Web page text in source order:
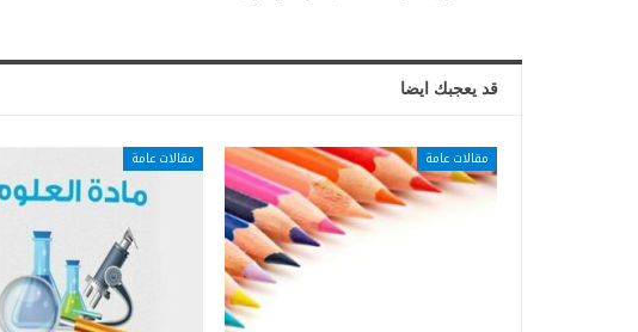
قد يعجبك ايضا
مقالات عامة مقالات عامة